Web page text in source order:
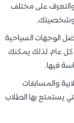
على مختلف
وشخصيتك.
الوجهات السياحية
كل عام، لذلك يمكنك
فيها.
والمسابقات
يستمتع بها الطلاب